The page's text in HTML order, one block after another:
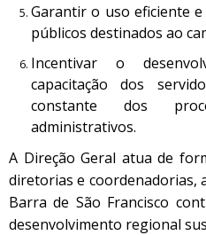
Garantir o uso eficiente
públicos destinados ao
Incentivar o
capacitação dos
constante dos
administrativos.
A Direção Geral atua de
diretorias e coordenadorias,
Barra de São Francisco
desenvolvimento regional